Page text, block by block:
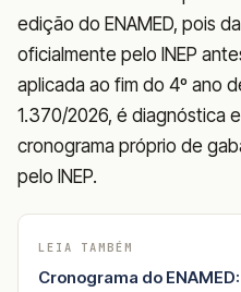
edição do ENAMED, pois
oficialmente pelo INEP
aplicada ao fim do 4º ano
1.370/2026, é diagnóstica
cronograma próprio de
pelo INEP.
LEIA TAMBÉM
Cronograma do